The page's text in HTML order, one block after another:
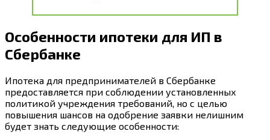
Особенности ипотеки для ИП в
Сбербанке
Ипотека для предпринимателей в Сбербанке
предоставляется при соблюдении установленных
политикой учреждения требований, но с целью
повышения шансов на одобрение заявки нелишним
будет знать следующие особенности: